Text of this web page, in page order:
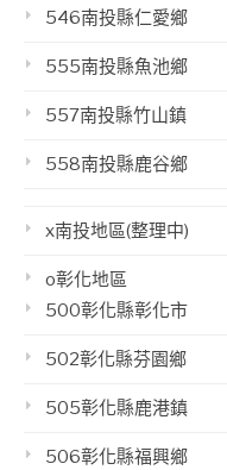
546南投縣仁愛鄉
555南投縣魚池鄉
557南投縣竹山鎮
558南投縣鹿谷鄉
x南投地區(整理中)
o彰化地區
500彰化縣彰化市
502彰化縣芬園鄉
505彰化縣鹿港鎮
506彰化縣福興鄉